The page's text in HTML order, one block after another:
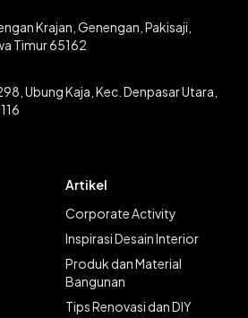
Krajan, Genengan, Pakisaji,
Timur 65162
Ubung Kaja, Kec. Denpasar Utara,
Artikel
Corporate Activity
Inspirasi Desain Interior
Produk dan Material
Bangunan
Tips Renovasi dan DIY